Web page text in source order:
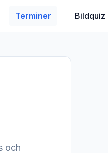
Terminer Bildquiz
och